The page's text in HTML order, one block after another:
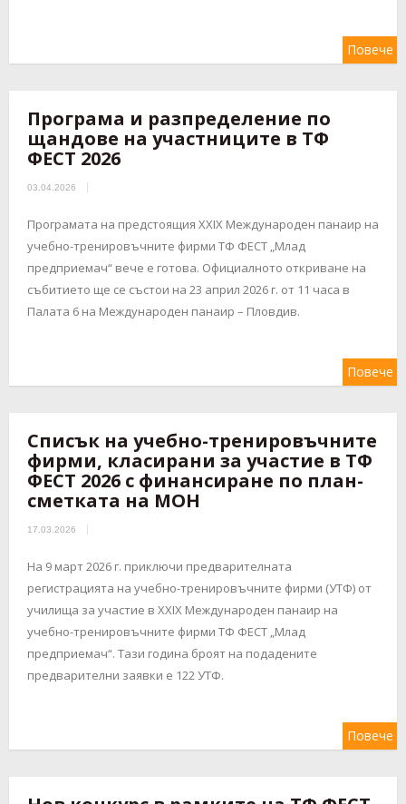
Повече
Програма и разпределение по
щандове на участниците в ТФ
ФЕСТ 2026
03.04.2026
Програмата на предстоящия XXIX Международен панаир на
учебно-тренировъчните фирми ТФ ФЕСТ „Млад
предприемач“ вече е готова. Официалното откриване на
събитието ще се състои на 23 април 2026 г. от 11 часа в
Палата 6 на Международен панаир – Пловдив.
Повече
Списък на учебно-тренировъчните
фирми, класирани за участие в ТФ
ФЕСТ 2026 с финансиране по план-
сметката на МОН
17.03.2026
На 9 март 2026 г. приключи предварителната
регистрацията на учебно-тренировъчните фирми (УТФ) от
училища за участие в XXIX Международен панаир на
учебно-тренировъчните фирми ТФ ФЕСТ „Млад
предприемач“. Тази година броят на подадените
предварителни заявки е 122 УТФ.
Повече